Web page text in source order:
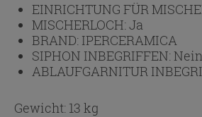
EINRICHTUNG FÜR
MISCHERLOCH:Ja
BRAND: IPERCERAMICA
SIPHON INBEGRIFFEN:Nein
ABLAUFGARNITUR
Gewicht: 13 kg